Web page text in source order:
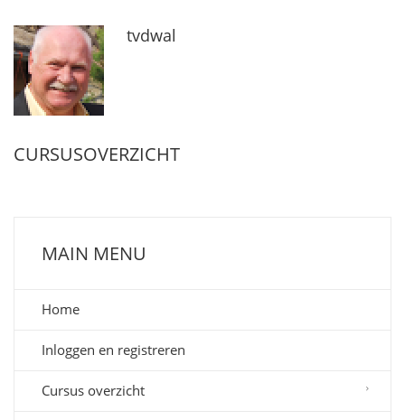
tvdwal
CURSUSOVERZICHT
MAIN MENU
Home
Inloggen en registreren
Cursus overzicht